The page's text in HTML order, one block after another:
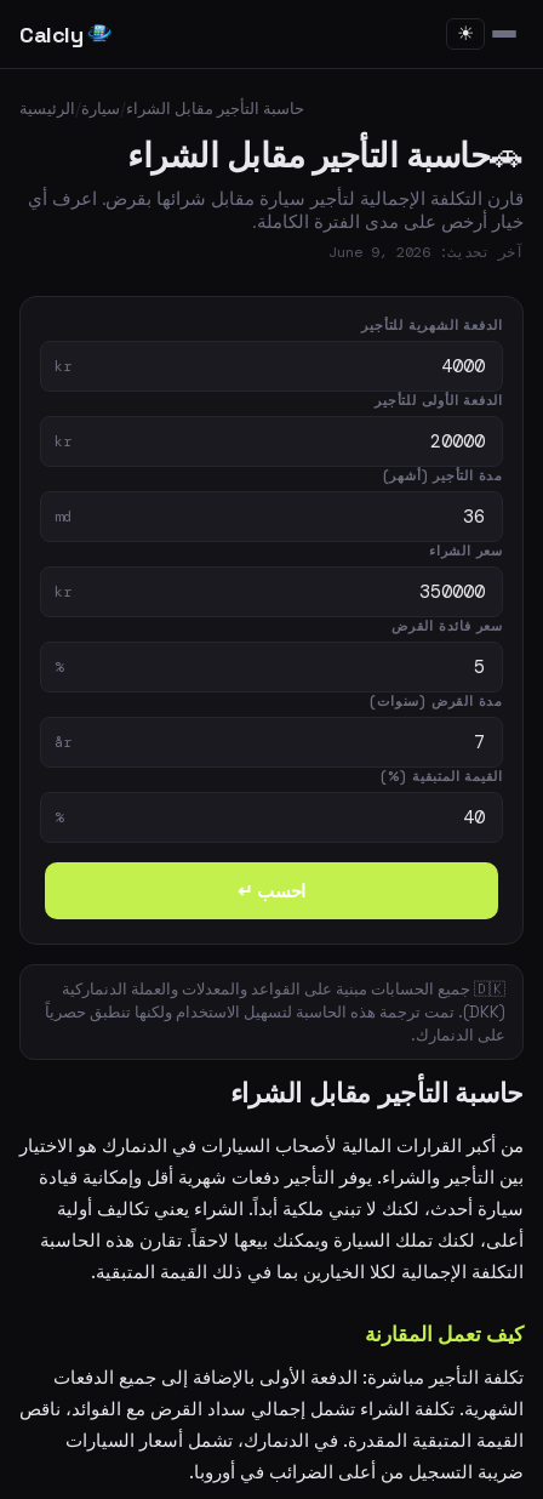
Calcly ☀
الرئيسية/سيارة/حاسبة التأجير مقابل الشراء
🚗حاسبة التأجير مقابل الشراء
قارن التكلفة الإجمالية لتأجير سيارة مقابل شرائها بقرض. اعرف أي
خيار أرخص على مدى الفترة الكاملة.
آخر تحديث: June 9, 2026
الدفعة الشهرية للتأجير
kr
الدفعة الأولى للتأجير
kr
مدة التأجير (أشهر)
md
سعر الشراء
kr
سعر فائدة القرض
%
مدة القرض (سنوات)
år
القيمة المتبقية (%)
%
احسب ↵
🇩🇰 جميع الحسابات مبنية على القواعد والمعدلات والعملة الدنماركية
(DKK). تمت ترجمة هذه الحاسبة لتسهيل الاستخدام ولكنها تنطبق حصرياً
على الدنمارك.
حاسبة التأجير مقابل الشراء
من أكبر القرارات المالية لأصحاب السيارات في الدنمارك هو الاختيار
بين التأجير والشراء. يوفر التأجير دفعات شهرية أقل وإمكانية قيادة
سيارة أحدث، لكنك لا تبني ملكية أبداً. الشراء يعني تكاليف أولية
أعلى، لكنك تملك السيارة ويمكنك بيعها لاحقاً. تقارن هذه الحاسبة
التكلفة الإجمالية لكلا الخيارين بما في ذلك القيمة المتبقية.
كيف تعمل المقارنة
تكلفة التأجير مباشرة: الدفعة الأولى بالإضافة إلى جميع الدفعات
الشهرية. تكلفة الشراء تشمل إجمالي سداد القرض مع الفوائد، ناقص
القيمة المتبقية المقدرة. في الدنمارك، تشمل أسعار السيارات
ضريبة التسجيل من أعلى الضرائب في أوروبا.